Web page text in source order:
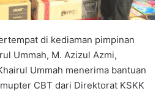
di kediaman pimpinan
Ummah, M. Azizul Azmi,
Ummah menerima bantuan
CBT dari Direktorat KSKK